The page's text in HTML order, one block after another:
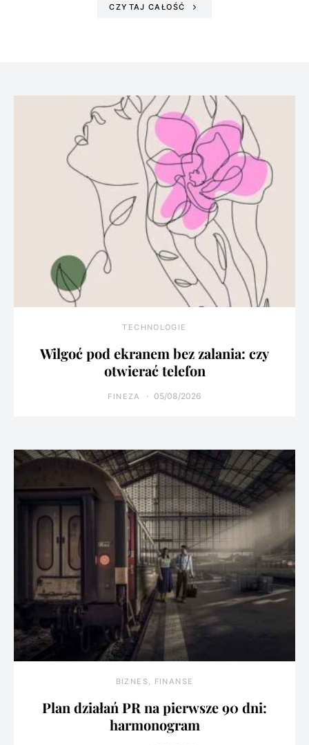
CZYTAJ CAŁOŚĆ
TECHNOLOGIE
Wilgoć pod ekranem bez zalania: czy
otwierać telefon
FINEZA 05/08/2026
BIZNES, FINANSE
Plan działań PR na pierwsze 90 dni:
harmonogram